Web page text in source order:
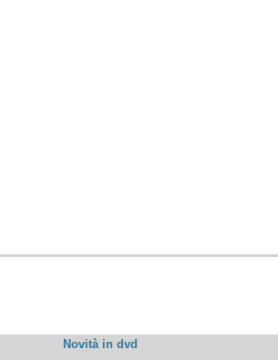
Novità in dvd